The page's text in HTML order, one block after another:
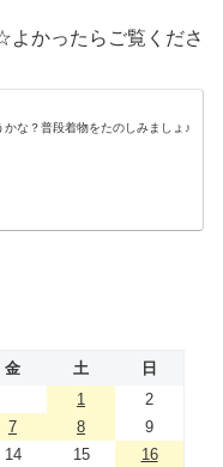
かったらご覧くださ
かな？普段着物をたのしみましょ♪
金 土
日
1
2
7 8
9
14 15
16